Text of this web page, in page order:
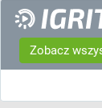
Zobacz